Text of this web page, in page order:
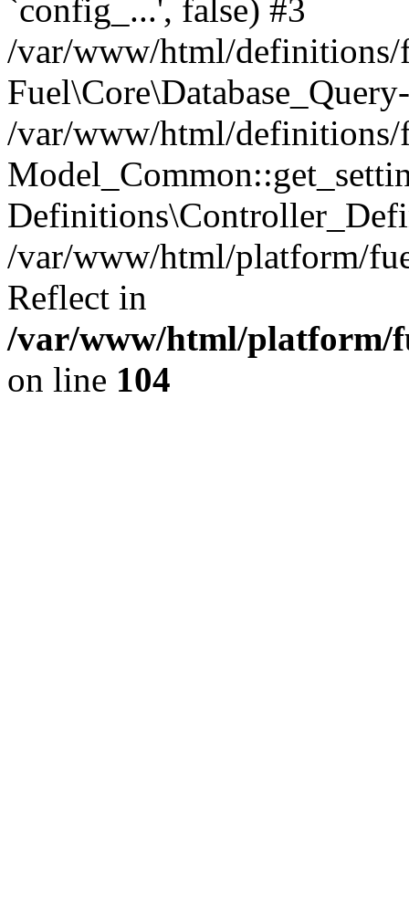
`config_...', false) #3
/var/www/html/definitions/
/var/www/html/definitions/
/var/www/html/platform/
Reflect in
/var/www/html/platform/
on line 104